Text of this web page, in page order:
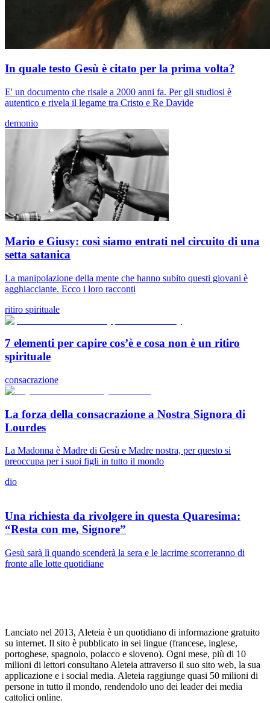
In quale testo Gesù è citato per la prima volta?
E' un documento che risale a 2000 anni fa. Per gli studiosi è
autentico e rivela il legame tra Cristo e Re Davide
demonio
Mario e Giusy: così siamo entrati nel circuito di una
setta satanica
La manipolazione della mente che hanno subito questi giovani è
agghiacciante. Ecco i loro racconti
ritiro spirituale
7 elementi per capire cos’è e cosa non è un ritiro
spirituale
consacrazione
La forza della consacrazione a Nostra Signora di
Lourdes
La Madonna è Madre di Gesù e Madre nostra, per questo si
preoccupa per i suoi figli in tutto il mondo
dio
Una richiesta da rivolgere in questa Quaresima:
“Resta con me, Signore”
Gesù sarà lì quando scenderà la sera e le lacrime scorreranno di
fronte alle lotte quotidiane
Lanciato nel 2013, Aleteia è un quotidiano di informazione gratuito
su internet. Il sito è pubblicato in sei lingue (francese, inglese,
portoghese, spagnolo, polacco e sloveno). Ogni mese, più di 10
milioni di lettori consultano Aleteia attraverso il suo sito web, la sua
applicazione e i social media. Aleteia raggiunge quasi 50 milioni di
persone in tutto il mondo, rendendolo uno dei leader dei media
cattolici online.